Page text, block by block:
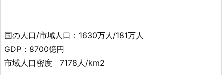
国の人口/市域人口：1630万人/181万人
GDP：8700億円
市域人口密度：7178人/km2